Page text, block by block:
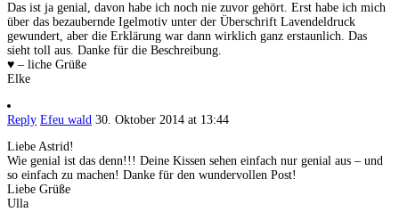
Das ist ja genial, davon habe ich noch nie zuvor gehört. Erst habe ich mich
über das bezaubernde Igelmotiv unter der Überschrift Lavendeldruck
gewundert, aber die Erklärung war dann wirklich ganz erstaunlich. Das
sieht toll aus. Danke für die Beschreibung.
♥ – liche Grüße
Elke
Reply Efeu wald 30. Oktober 2014 at 13:44
Liebe Astrid!
Wie genial ist das denn!!! Deine Kissen sehen einfach nur genial aus – und
so einfach zu machen! Danke für den wundervollen Post!
Liebe Grüße
Ulla